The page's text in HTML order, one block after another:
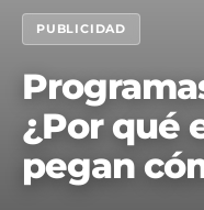
PUBLICIDAD
¿Por qué
pegan